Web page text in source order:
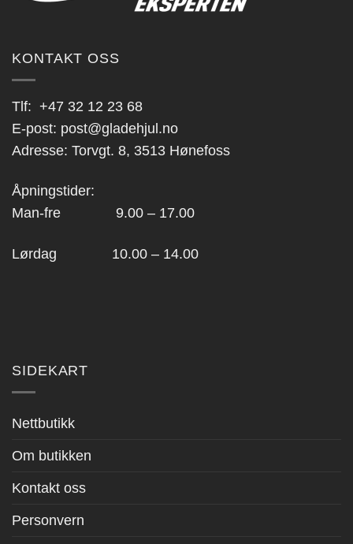
KONTAKT OSS
Tlf: +47 32 12 23 68
E-post: post@gladehjul.no
Adresse: Torvgt. 8, 3513 Hønefoss
Åpningstider:
Man-fre 9.00 – 17.00
Lørdag 10.00 – 14.00
SIDEKART
Nettbutikk
Om butikken
Kontakt oss
Personvern